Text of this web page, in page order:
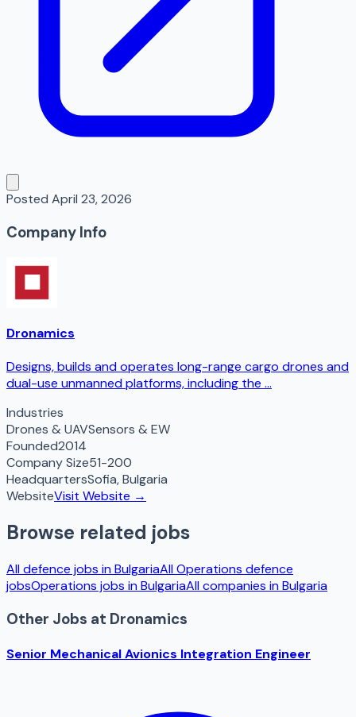
Posted April 23, 2026
Company Info
Dronamics
Designs, builds and operates long-range cargo drones and
dual-use unmanned platforms, including the ...
Industries
Drones & UAVSensors & EW
Founded2014
Company Size51-200
HeadquartersSofia,Bulgaria
WebsiteVisit Website →
Browse related jobs
All defence jobs inBulgariaAllOperations defence
jobsOperations jobs inBulgariaAll companies inBulgaria
Other Jobs at Dronamics
Senior Mechanical Avionics Integration Engineer